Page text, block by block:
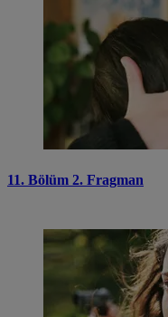
11. Bölüm 2. Fragman